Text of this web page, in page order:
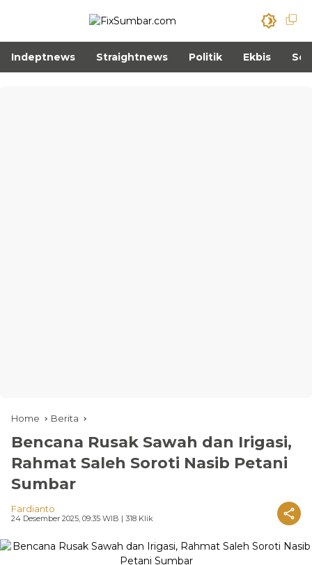
Indeptnews Straightnews Politik Ekbis
Home Berita
Bencana Rusak Sawah dan Irigasi,
Rahmat Saleh Soroti Nasib Petani
Sumbar
Fardianto
24 Desember 2025, 09:35 WIB | 318 Klik